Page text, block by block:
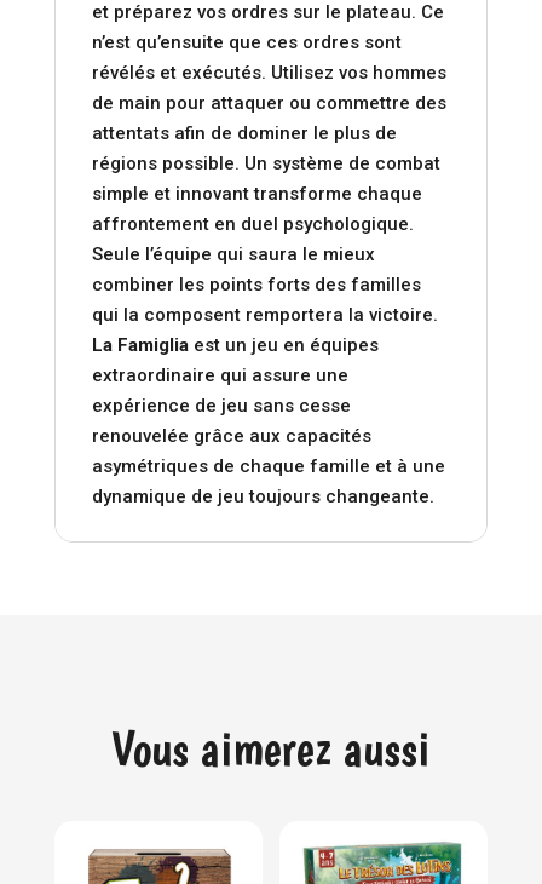
et préparez vos ordres sur le plateau. Ce
n’est qu’ensuite que ces ordres sont
révélés et exécutés. Utilisez vos hommes
de main pour attaquer ou commettre des
attentats afin de dominer le plus de
régions possible. Un système de combat
simple et innovant transforme chaque
affrontement en duel psychologique.
Seule l’équipe qui saura le mieux
combiner les points forts des familles
qui la composent remportera la victoire.
La Famiglia est un jeu en équipes
extraordinaire qui assure une
expérience de jeu sans cesse
renouvelée grâce aux capacités
asymétriques de chaque famille et à une
dynamique de jeu toujours changeante.
Vous aimerez aussi